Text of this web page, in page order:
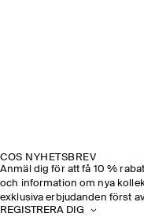
COS NYHETSBREV
Anmäl dig för att få 10 %
och information om nya
exklusiva erbjudanden först
REGISTRERA DIG